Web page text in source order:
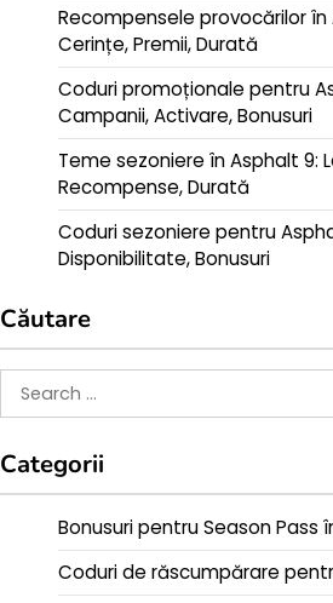
Recompensele provocărilor în
Cerințe, Premii, Durată
Coduri promoționale pentru
Campanii, Activare, Bonusuri
Teme sezoniere în Asphalt 9:
Recompense, Durată
Coduri sezoniere pentru
Disponibilitate, Bonusuri
Căutare
Search
for:
Categorii
Bonusuri pentru Season Pass
Coduri de răscumpărare